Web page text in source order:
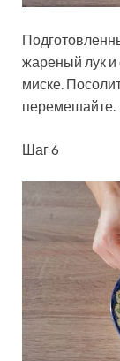
жареный лук
миске.
перемешайте.
Шаг 6